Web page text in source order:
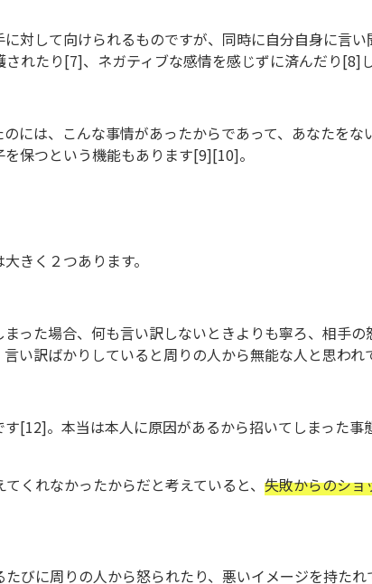
対して向けられるものですが、同時に自分自身に言
れたり[7]、ネガティブな感情を感じずに済んだり[8]し
には、こんな事情があったからであって、あなたを
保つという機能もあります[9][10]。
きく２つあります。
った場合、何も言い訳しないときよりも寧ろ、相手
訳ばかりしていると周りの人から無能な人と思われ
[12]。本当は本人に原因があるから招いてしまった
くれなかったからだと考えていると、 失敗からのショ
びに周りの人から怒られたり、悪いイメージを持た